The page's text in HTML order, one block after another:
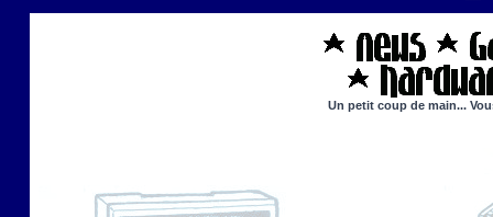
Un petit coup de main...